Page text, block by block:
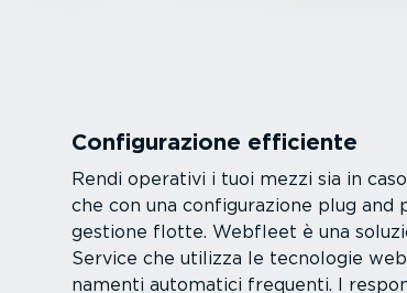
Confi­gu­ra­zione efficiente
Rendi operativi i tuoi mezzi sia in
che con una confi­gu­ra­zione plug and
gestione flotte. Webfleet è una
Service che utilizza le tecnologie
na­menti automatici frequenti. I